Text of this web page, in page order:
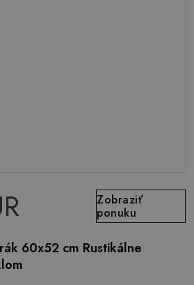
Zobraziť
ponuku
60x52 cm Rustikálne